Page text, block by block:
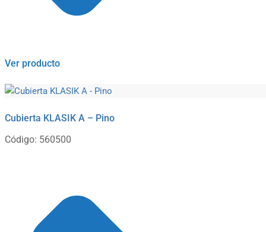
Ver producto
Cubierta KLASIK A – Pino
Código: 560500